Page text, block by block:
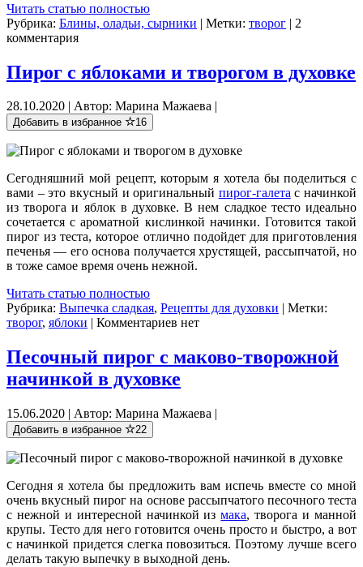
Читать статью полностью
Рубрика: Блины, оладьи, сырники | Метки: творог | 2
комментария
Пирог с яблоками и творогом в духовке
28.10.2020 | Автор: Марина Мажаева |
Добавить в избранное 16
Сегодняшний мой рецепт, которым я хотела бы поделиться с
вами – это вкусный и оригинальный пирог-галетас начинкой
из творога и яблок в духовке. В нем сладкое тесто идеально
сочетается с ароматной кислинкой начинки. Готовится такой
пирог из теста, которое отлично подойдет для приготовления
печенья — его основа получается хрустящей, рассыпчатой, но
в тоже самое время очень нежной.
Читать статью полностью
Рубрика: Выпечка сладкая, Рецепты для духовки | Метки:
творог, яблоки | Комментариев нет
Песочный пирог с маково-творожной
начинкой в духовке
15.06.2020 | Автор: Марина Мажаева |
Добавить в избранное 22
Сегодня я хотела бы предложить вам испечь вместе со мной
очень вкусный пирог на основе рассыпчатого песочного теста
с нежной и интересной начинкой измака, творога и манной
крупы. Тесто для него готовится очень просто и быстро, а вот
с начинкой придется слегка повозиться. Поэтому лучше всего
делать такую выпечку в выходной день.